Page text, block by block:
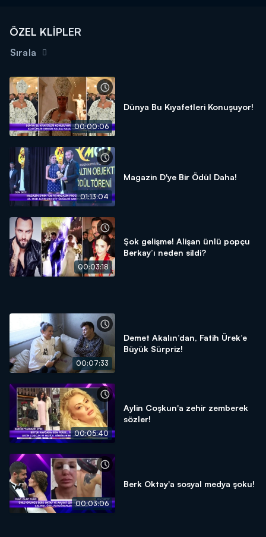
ÖZEL KLİPLER
Sırala
00:00:06
Dünya Bu Kıyafetleri Konuşuyor!
01:13:04
Magazin D'ye Bir Ödül Daha!
00:03:18
Şok gelişme! Alişan ünlü popçu
Berkay’ı neden sildi?
00:07:33
Demet Akalın’dan, Fatih Ürek’e
Büyük Sürpriz!
00:05:40
Aylin Coşkun'a zehir zemberek
sözler!
00:03:06
Berk Oktay'a sosyal medya şoku!